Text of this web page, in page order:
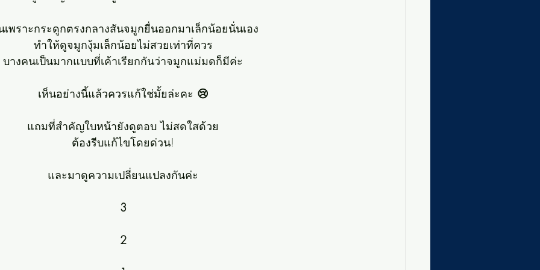
เพราะกระดูกตรงกลางสันจมูกยื่นออกมาเล็กน้อยนั่นเอง
ทำให้ดูจมูกงุ้มเล็กน้อยไม่สวยเท่าที่ควร
บางคนเป็นมากแบบที่เค้าเรียกกันว่าจมูกแม่มดก็มีค่ะ
เห็นอย่างนี้แล้วควรแก้ใช่มั้ยล่ะคะ 😢
แถมที่สำคัญใบหน้ายังดูตอบ ไม่สดใสด้วย
ต้องรีบแก้ไขโดยด่วน!
และมาดูความเปลี่ยนแปลงกันค่ะ
3
2